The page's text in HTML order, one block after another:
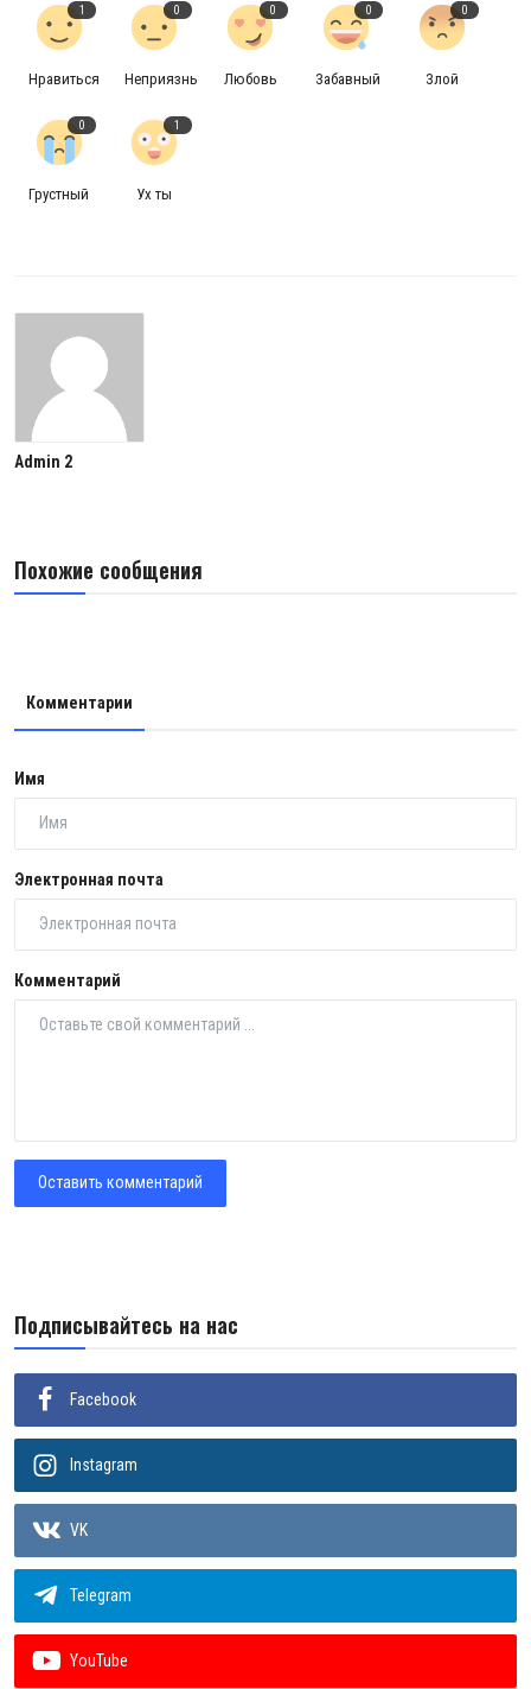
1
Нравиться
0
Неприязнь
0
Любовь
0
Забавный
0
Злой
0
Грустный
1
Ух ты
Admin 2
Похожие сообщения
Комментарии
Имя
Электронная почта
Комментарий
Оставить комментарий
Подписывайтесь на нас
Facebook
Instagram
VK
Telegram
YouTube